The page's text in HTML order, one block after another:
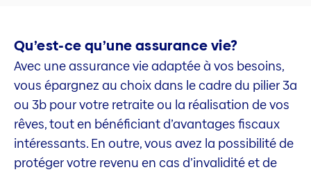
Qu’est-ce qu’une assurance vie?
Avec une assurance vie adaptée à vos besoins,
vous épargnez au choix dans le cadre du pilier 3a
ou 3b pour votre retraite ou la réalisation de vos
rêves, tout en bénéficiant d’avantages fiscaux
intéressants. En outre, vous avez la possibilité de
protéger votre revenu en cas d’invalidité et de